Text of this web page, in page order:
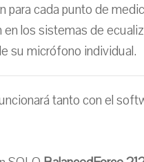
cada punto de
los sistemas de
su micrófono individual.
tanto con el